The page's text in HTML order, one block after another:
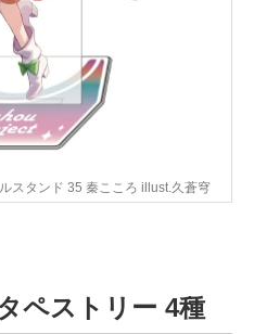
スタンド 35 秦こころ illust.久蒼穹
ペストリー 4種